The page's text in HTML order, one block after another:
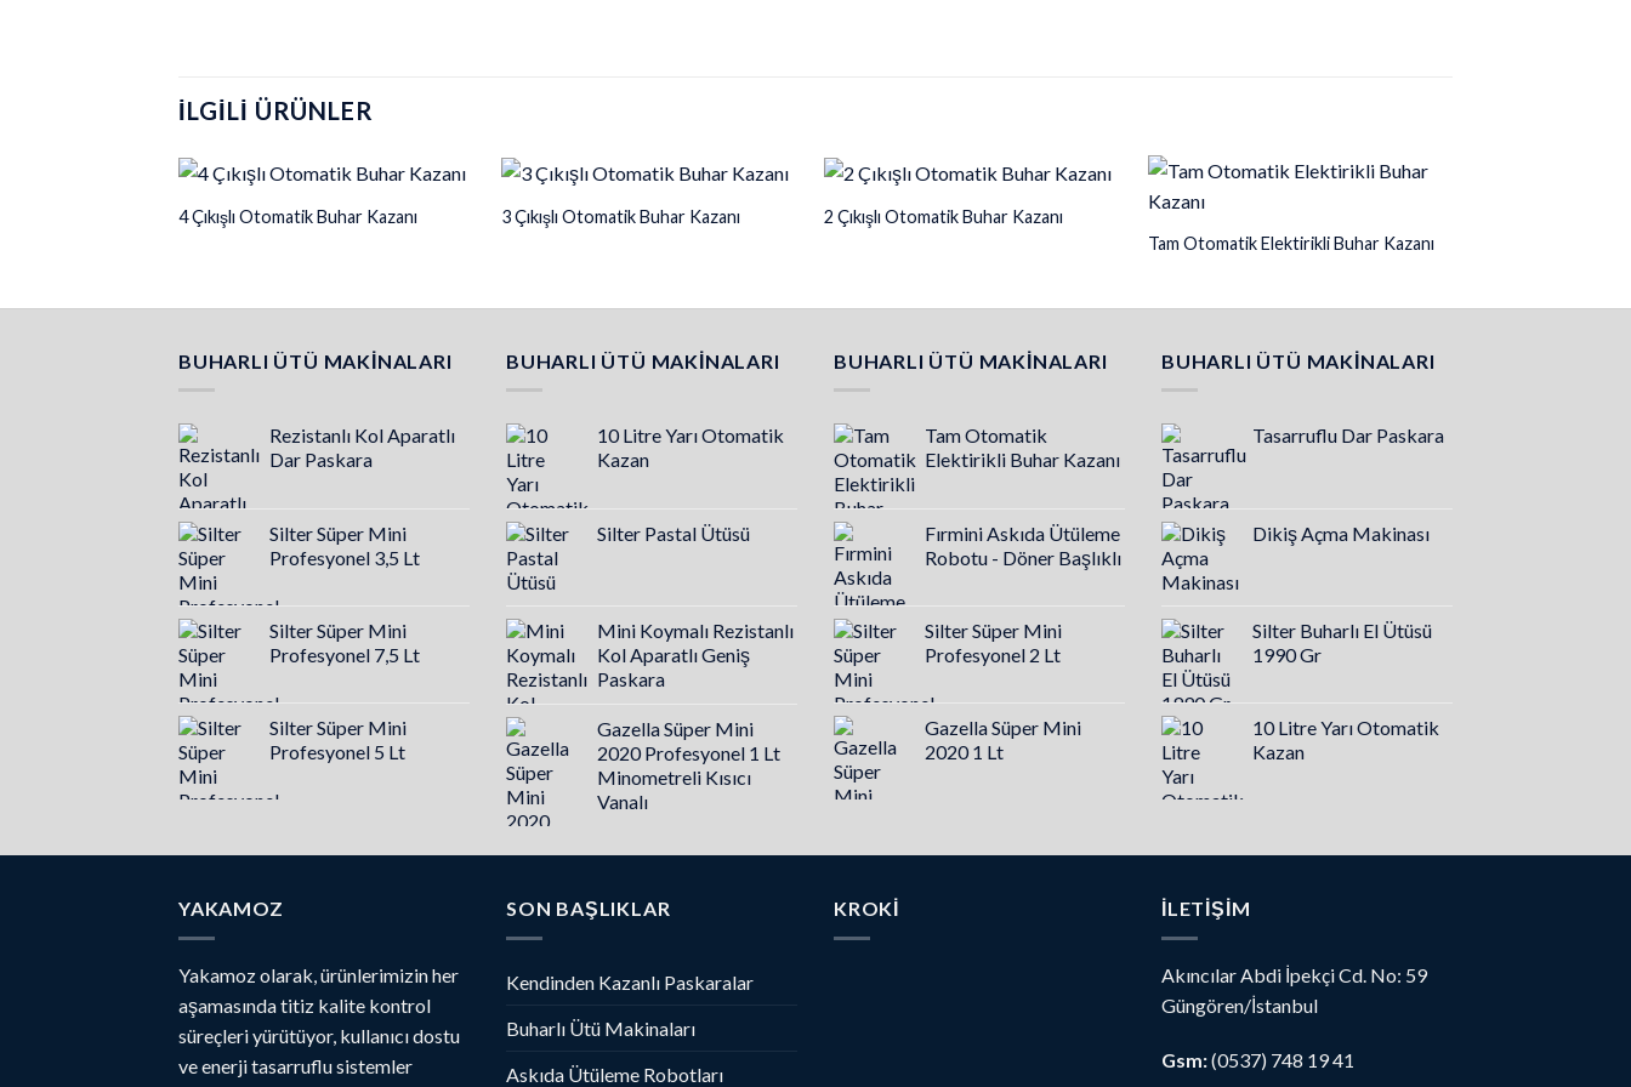
İLGILI ÜRÜNLER
4 Çıkışlı Otomatik Buhar Kazanı 3 Çıkışlı Otomatik Buhar Kazanı
2 Çıkışlı Otomatik Buhar Kazanı
Tam Otomatik Elektirikli Buhar Kazanı
BUHARLI ÜTÜ MAKINALARI
Rezistanlı Kol Aparatlı
Dar Paskara
Silter Süper Mini
Profesyonel 3,5 Lt
Silter Süper Mini
Profesyonel 7,5 Lt
Silter Süper Mini
Profesyonel 5 Lt
BUHARLI ÜTÜ MAKINALARI
10 Litre Yarı Otomatik
Kazan
Silter Pastal Ütüsü
Mini Koymalı Rezistanlı
Kol Aparatlı Geniş
Paskara
Gazella Süper Mini
2020 Profesyonel 1 Lt
Minometreli Kısıcı
Vanalı
BUHARLI ÜTÜ MAKINALARI
Tam Otomatik
Elektirikli Buhar Kazanı
Fırmini Askıda Ütüleme
Robotu - Döner Başlıklı
Silter Süper Mini
Profesyonel 2 Lt
Gazella Süper Mini
2020 1 Lt
BUHARLI ÜTÜ MAKINALARI
Tasarruflu Dar Paskara
Dikiş Açma Makinası
Silter Buharlı El Ütüsü
1990 Gr
10 Litre Yarı Otomatik
Kazan
YAKAMOZ
Yakamoz olarak, ürünlerimizin her
aşamasında titiz kalite kontrol
süreçleri yürütüyor, kullanıcı dostu
ve enerji tasarruflu sistemler
SON BAŞLIKLAR
Kendinden Kazanlı Paskaralar
Buharlı Ütü Makinaları
Askıda Ütüleme Robotları
KROKI İLETIŞIM
Akıncılar Abdi İpekçi Cd. No: 59
Güngören/İstanbul
Gsm:(0537) 748 19 41